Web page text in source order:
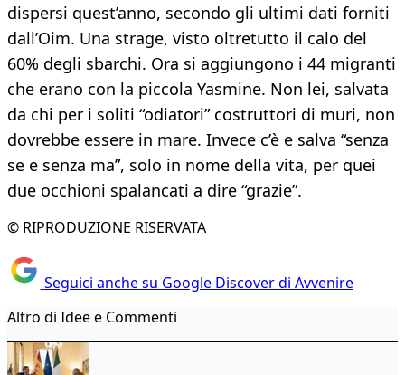
dispersi quest’anno, secondo gli ultimi dati forniti
dall’Oim. Una strage, visto oltretutto il calo del
60% degli sbarchi. Ora si aggiungono i 44 migranti
che erano con la piccola Yasmine. Non lei, salvata
da chi per i soliti “odiatori” costruttori di muri, non
dovrebbe essere in mare. Invece c’è e salva “senza
se e senza ma”, solo in nome della vita, per quei
due occhioni spalancati a dire “grazie”.
© RIPRODUZIONE RISERVATA
Seguici anche su Google Discover di Avvenire
Altro di Idee e Commenti